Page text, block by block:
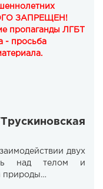
ЗАПРЕЩЕН!
пропаганды ЛГБТ
- просьба
двух
над телом и
природы…